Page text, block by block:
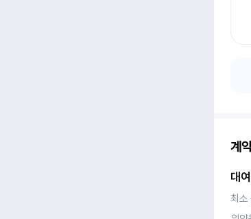
계
대
최소